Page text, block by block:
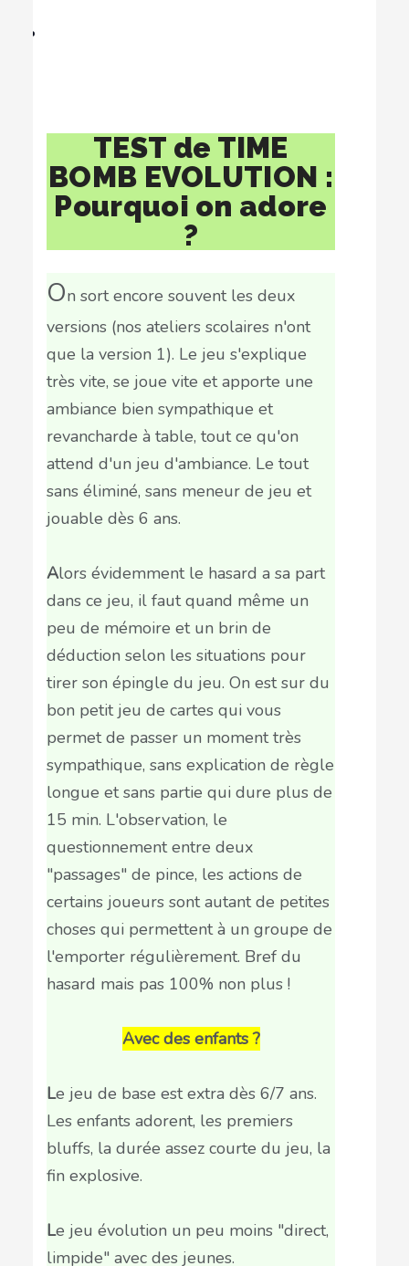
TEST de TIME
BOMB EVOLUTION :
Pourquoi on adore
?
On sort encore souvent les deux
versions (nos ateliers scolaires n'ont
que la version 1). Le jeu s'explique
très vite, se joue vite et apporte une
ambiance bien sympathique et
revancharde à table, tout ce qu'on
attend d'un jeu d'ambiance. Le tout
sans éliminé, sans meneur de jeu et
jouable dès 6 ans.
Alors évidemment le hasard a sa part
dans ce jeu, il faut quand même un
peu de mémoire et un brin de
déduction selon les situations pour
tirer son épingle du jeu. On est sur du
bon petit jeu de cartes qui vous
permet de passer un moment très
sympathique, sans explication de règle
longue et sans partie qui dure plus de
15 min. L'observation, le
questionnement entre deux
"passages" de pince, les actions de
certains joueurs sont autant de petites
choses qui permettent à un groupe de
l'emporter régulièrement. Bref du
hasard mais pas 100% non plus !
Avec des enfants ?
Le jeu de base est extra dès 6/7 ans.
Les enfants adorent, les premiers
bluffs, la durée assez courte du jeu, la
fin explosive.
Le jeu évolution un peu moins "direct,
limpide" avec des jeunes.